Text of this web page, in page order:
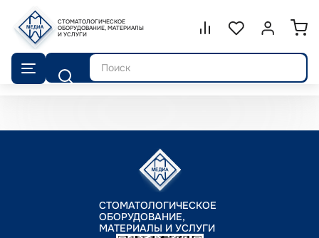
СТОМАТОЛОГИЧЕСКОЕ
ОБОРУДОВАНИЕ, МАТЕРИАЛЫ
И УСЛУГИ
Сравнение.
СписокВойти или
Поиск
СТОМАТОЛОГИЧЕСКОЕ
ОБОРУДОВАНИЕ,
МАТЕРИАЛЫ И УСЛУГИ